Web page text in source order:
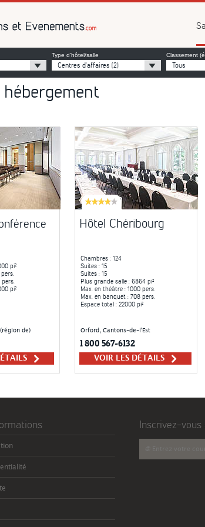
Type d'hôtel/salle
Centres d'affaires (2)
Classement
Tous
pi²
pi²
de)
Hôtel Chéribourg
Chambres: 124
Suites: 15
Suites: 15
Plus grande salle: 6864 pi²
Max. en théâtre: 1000 pers.
Max. en banquet: 708 pers.
Espace total: 22000 pi²
Orford, Cantons-de-l'Est
1 800 567-6132
VOIR LES DÉTAILS
Inscrivez-